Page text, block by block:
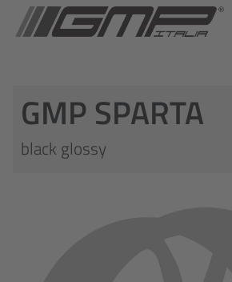
GMP SPARTA
black glossy